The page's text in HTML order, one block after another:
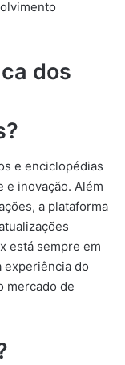
dos
e enciclopédias
e inovação. Além
a plataforma
está sempre em
experiência do
mercado de